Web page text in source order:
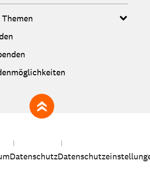
zum Seitenanfang
Datenschutz